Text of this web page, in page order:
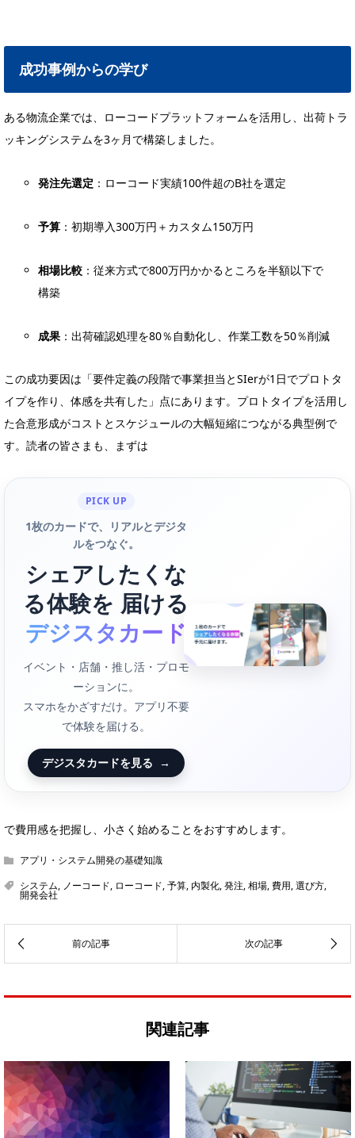
成功事例からの学び
ある物流企業では、ローコードプラットフォームを活用し、出荷トラ
ッキングシステムを3ヶ月で構築しました。
発注先選定 ：ローコード実績100件超のB社を選定
予算 ：初期導入300万円＋カスタム150万円
相場比較 ：従来方式で800万円かかるところを半額以下で
構築
成果 ：出荷確認処理を80％自動化し、作業工数を50％削減
この成功要因は「要件定義の段階で事業担当とSIerが1日でプロトタ
イプを作り、体感を共有した」点にあります。プロトタイプを活用し
た合意形成がコストとスケジュールの大幅短縮につながる典型例で
す。読者の皆さまも、まずは
PICK UP
1枚のカードで、リアルとデジタ
ルをつなぐ。
シェアしたくな
る体験を 届ける
デジスタカード
イベント・店舗・推し活・プロモ
ーションに。
スマホをかざすだけ。アプリ不要
で体験を届ける。
デジスタカードを見る →
で費用感を把握し、小さく始めることをおすすめします。
アプリ・システム開発の基礎知識
システム, ノーコード, ローコード,予算, 内製化,発注,相場,費用,選び方,
開発会社
関連記事